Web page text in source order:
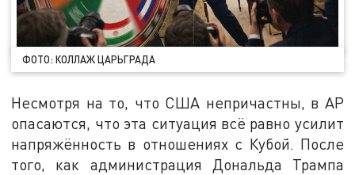
ФОТО: КОЛЛАЖ ЦАРЬГРАДА
Несмотря на то, что США непричастны, в AP
опасаются, что эта ситуация всё равно усилит
напряжённость в отношениях с Кубой. После
того, как администрация Дональда Трампа